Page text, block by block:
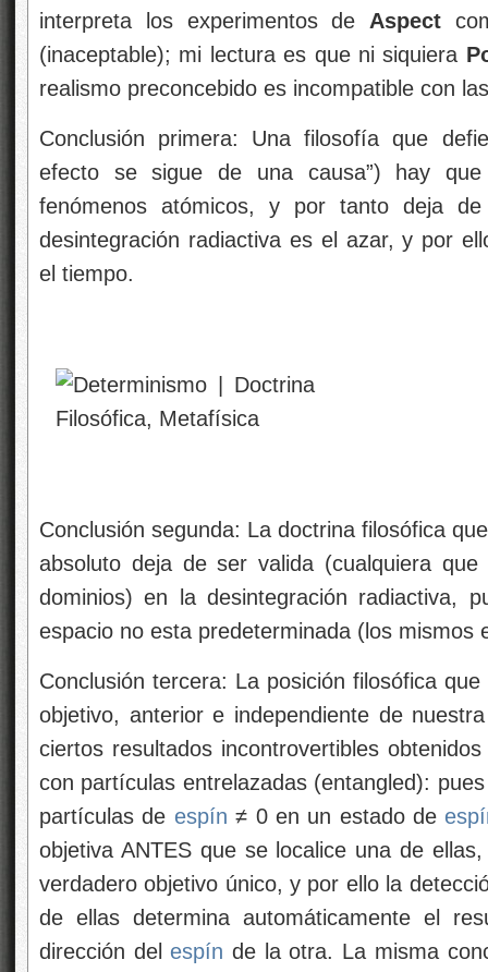
interpreta los experimentos de Aspect
(inaceptable); mi lectura es que ni siquiera
realismo preconcebido es incompatible con
Conclusión primera: Una filosofía que
efecto se sigue de una causa”) hay
fenómenos atómicos, y por tanto deja
desintegración radiactiva es el azar, y por
el tiempo.
Conclusión segunda: La doctrina filosófica
absoluto deja de ser valida (cualquiera
dominios) en la desintegración radiactiva,
espacio no esta predeterminada (los mismos
Conclusión tercera: La posición filosófica
objetivo, anterior e independiente de
ciertos resultados incontrovertibles
con partículas entrelazadas (entangled):
partículas de espín ≠ 0 en un estado de
objetiva ANTES que se localice una de
verdadero objetivo único, y por ello la
de ellas determina automáticamente el
dirección delespín de la otra. La misma